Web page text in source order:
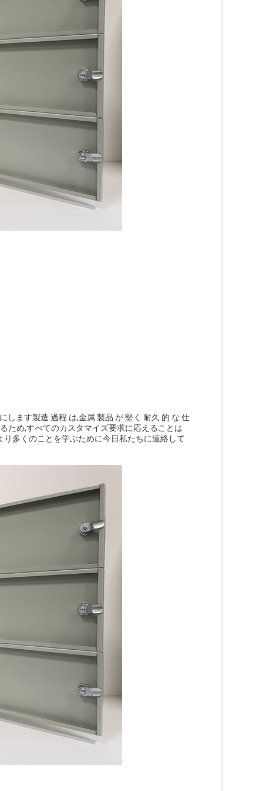
ます製造 過程 は,金属 製品 が 堅く 耐久 的 な 仕
ため,すべてのカスタマイズ要求に応えることは
多くのことを学ぶために今日私たちに連絡して